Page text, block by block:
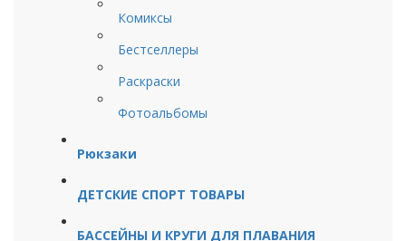
Комиксы
Бестселлеры
Раскраски
Фотоальбомы
Рюкзаки
ДЕТСКИЕ СПОРТ ТОВАРЫ
БАССЕЙНЫ И КРУГИ ДЛЯ ПЛАВАНИЯ